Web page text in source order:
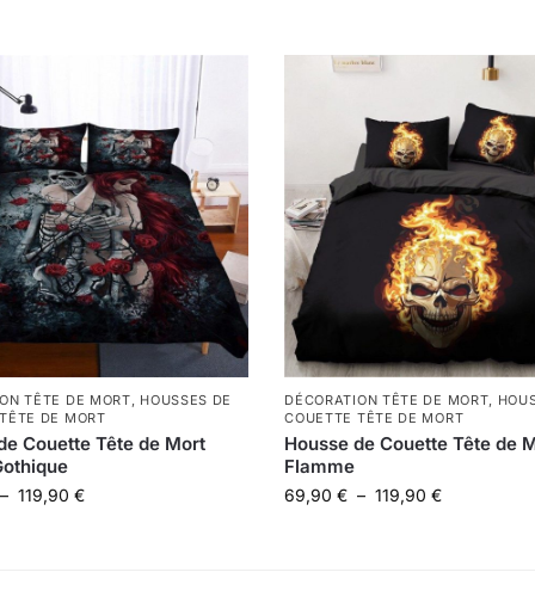
TÊTE DE MORT, HOUSSES DE
DE MORT
Couette Tête de Mort
119,90 €
DÉCORATION TÊTE DE MORT,
COUETTE TÊTE DE MORT
Housse de Couette Tête de
Flamme
69,90€ – 119,90€